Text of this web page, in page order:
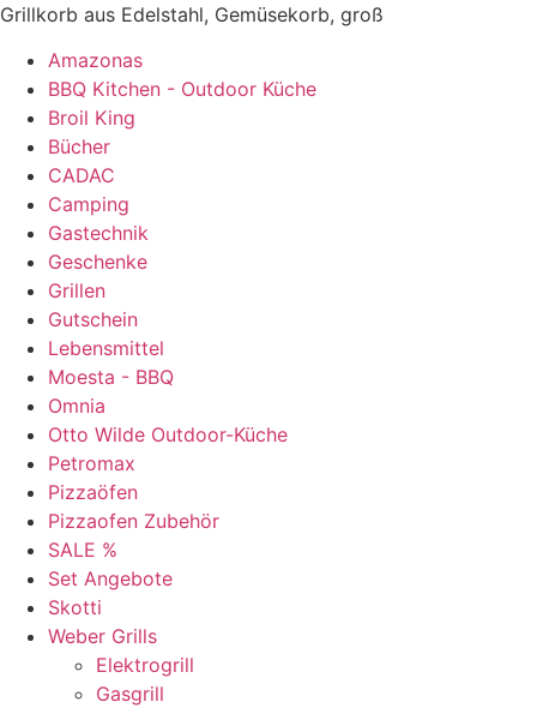
Grillkorb aus Edelstahl, Gemüsekorb, groß
Amazonas
BBQ Kitchen - Outdoor Küche
Broil King
Bücher
CADAC
Camping
Gastechnik
Geschenke
Grillen
Gutschein
Lebensmittel
Moesta - BBQ
Omnia
Otto Wilde Outdoor-Küche
Petromax
Pizzaöfen
Pizzaofen Zubehör
SALE %
Set Angebote
Skotti
Weber Grills
Elektrogrill
Gasgrill